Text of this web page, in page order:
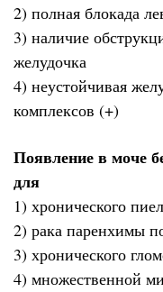
2) полная блокада
3) наличие
желудочка
4) неустойчивая
комплексов (+)
Появление в моче
для
1) хронического
2) рака паренхимы
3) хронического
4) множественной